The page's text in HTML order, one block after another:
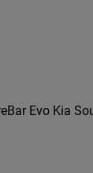
Evo Kia